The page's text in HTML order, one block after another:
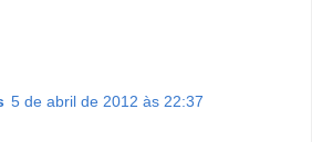
5 de abril de 2012 às 22:37